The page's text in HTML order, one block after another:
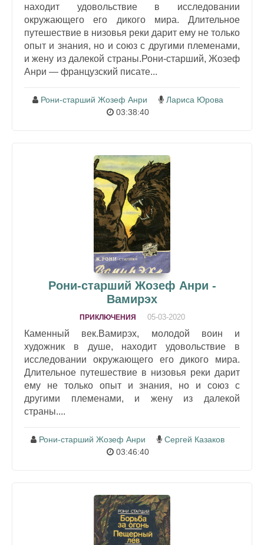
находит удовольствие в исследовании
окружающего его дикого мира. Длительное
путешествие в низовья реки дарит ему не только
опыт и знания, но и союз с другими племенами,
и жену из далекой страны.Рони-старший, Жозеф
Анри — французский писате...
Рони-старший Жозеф Анри
Лариса Юрова
03:38:40
Рони-старший Жозеф Анри -
Вамирэх
ПРИКЛЮЧЕНИЯ 05-03-2020
Каменный век.Вамирэх, молодой воин и
художник в душе, находит удовольствие в
исследовании окружающего его дикого мира.
Длительное путешествие в низовья реки дарит
ему не только опыт и знания, но и союз с
другими племенами, и жену из далекой
страны....
Рони-старший Жозеф Анри
Сергей Казаков
03:46:40